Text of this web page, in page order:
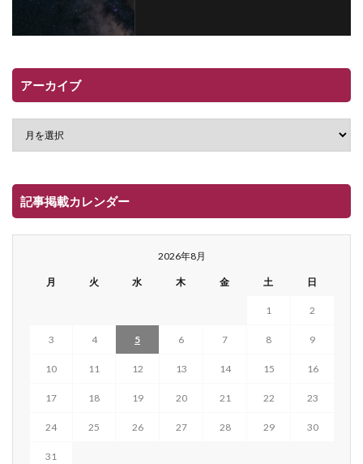
アーカイブ
記事掲載カレンダー
2026年8月
月 火 水 木 金 土 日
1 2
3 4 5 6 7 8 9
10 11 12 13 14 15 16
17 18 19 20 21 22 23
24 25 26 27 28 29 30
31